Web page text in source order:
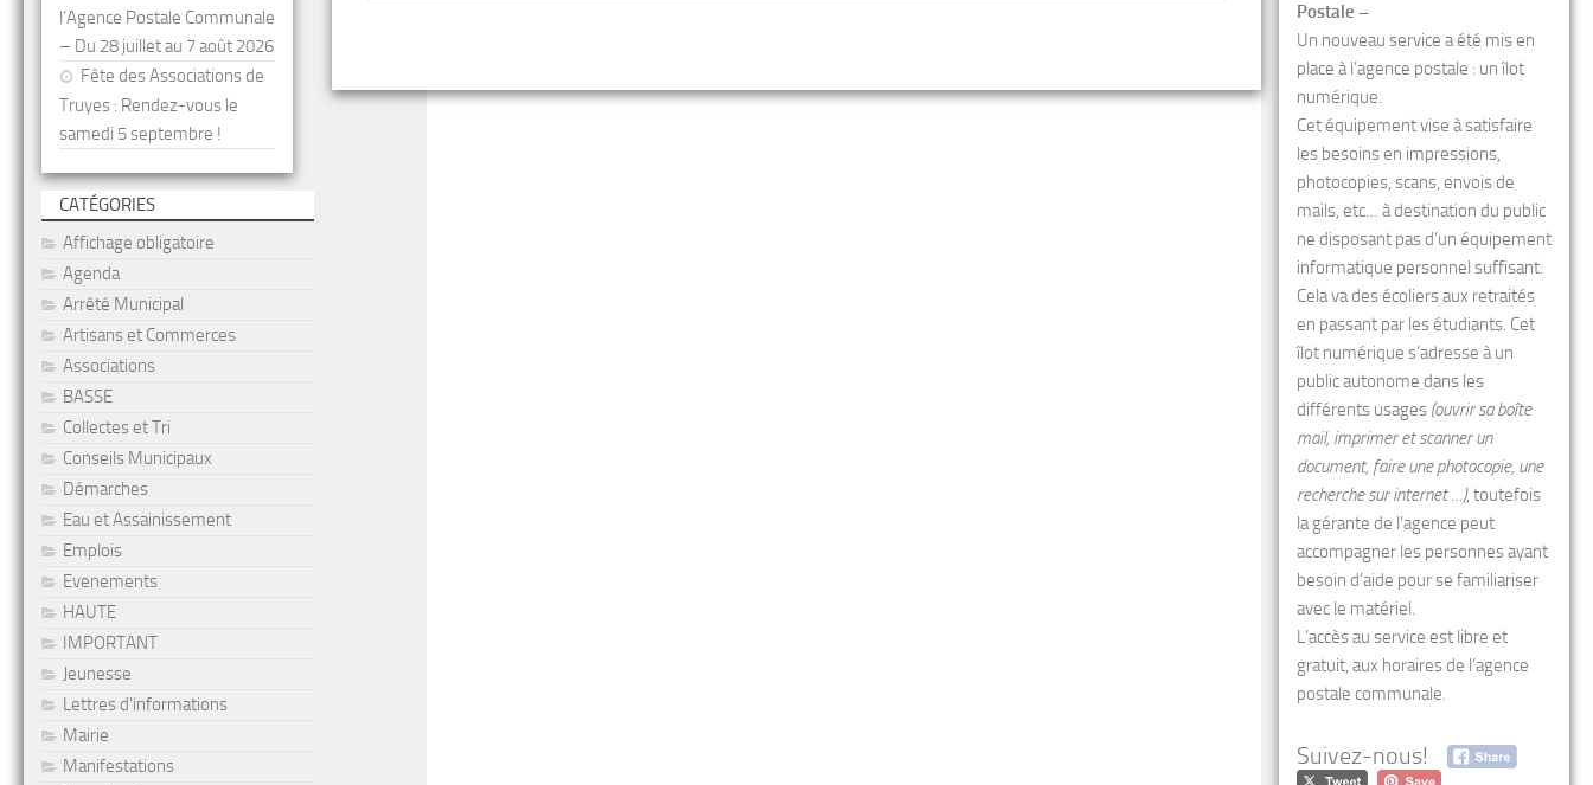
l’Agence Postale Communale
– Du 28 juillet au 7 août 2026
Fête des Associations de
Truyes : Rendez-vous le
samedi 5 septembre !
CATÉGORIES
Affichage obligatoire
Agenda
Arrêté Municipal
Artisans et Commerces
Associations
BASSE
Collectes et Tri
Conseils Municipaux
Démarches
Eau et Assainissement
Emplois
Evenements
HAUTE
IMPORTANT
Jeunesse
Lettres d'informations
Mairie
Manifestations
Postale –
Un nouveau service a été mis en
place à l’agence postale : un îlot
numérique.
Cet équipement vise à satisfaire
les besoins en impressions,
photocopies, scans, envois de
mails, etc… à destination du public
ne disposant pas d’un équipement
informatique personnel suffisant.
Cela va des écoliers aux retraités
en passant par les étudiants. Cet
îlot numérique s’adresse à un
public autonome dans les
différents usages (ouvrir sa boîte
mail, imprimer et scanner un
document, faire une photocopie, une
recherche sur internet …), toutefois
la gérante de l’agence peut
accompagner les personnes ayant
besoin d’aide pour se familiariser
avec le matériel.
L’accès au service est libre et
gratuit, aux horaires de l’agence
postale communale.
Suivez-nous!